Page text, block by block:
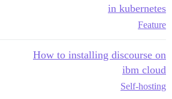
in kubernetes
Feature
How to installing discourse on
ibm cloud
Self-hosting